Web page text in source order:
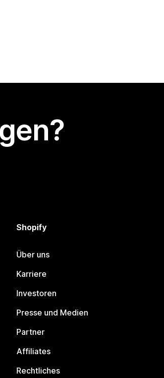
Shopify
Über uns
Karriere
Investoren
Presse und Medien
Partner
Affiliates
Rechtliches